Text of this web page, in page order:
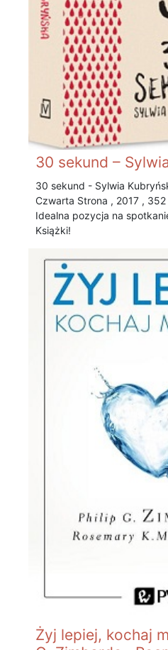
30 sekund –
30 sekund - Sylwia
Czwarta Strona , 2017 ,
Idealna pozycja na
Książki!
Żyj lepiej, kochaj